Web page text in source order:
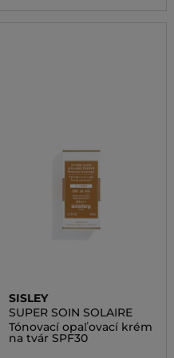
SISLEY
SUPER SOIN SOLAIRE
Tónovací opaľovací krém
na tvár SPF30